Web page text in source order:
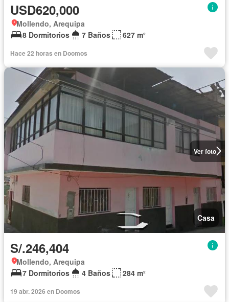
USD620,000
Mollendo, Arequipa
8 Dormitorios
7 Baños 627 m²
Hace 22 horas en Doomos
Ver foto
Casa
S/.246,404
Mollendo, Arequipa
7 Dormitorios
4 Baños 284 m²
19 abr. 2026 en Doomos